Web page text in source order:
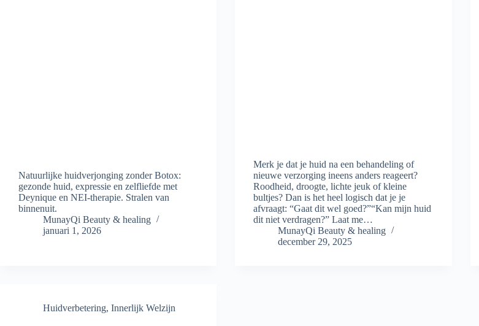
Natuurlijke huidverjonging zonder Botox:
gezonde huid, expressie en zelfliefde met
Deynique en NEI-therapie. Stralen van
binnenuit.
MunayQi Beauty & healing
januari 1, 2026
Merk je dat je huid na een behandeling of
nieuwe verzorging ineens anders reageert?
Roodheid, droogte, lichte jeuk of kleine
bultjes? Dan is het heel logisch dat je je
afvraagt: “Gaat dit wel goed?”“Kan mijn huid
dit niet verdragen?” Laat me…
MunayQi Beauty & healing
december 29, 2025
Huidverbetering, Innerlijk Welzijn